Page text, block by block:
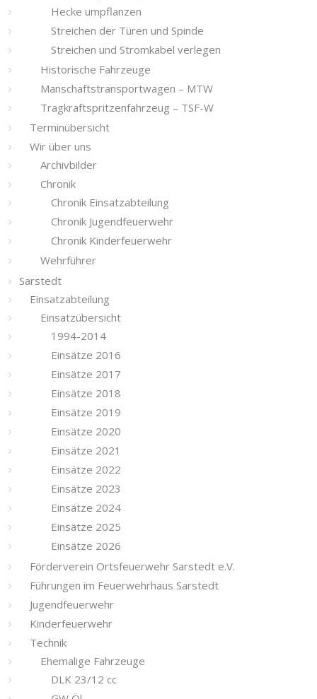
Hecke umpflanzen
Streichen der Türen und Spinde
Streichen und Stromkabel verlegen
Historische Fahrzeuge
Manschaftstransportwagen – MTW
Tragkraftspritzenfahrzeug – TSF-W
Terminübersicht
Wir über uns
Archivbilder
Chronik
Chronik Einsatzabteilung
Chronik Jugendfeuerwehr
Chronik Kinderfeuerwehr
Wehrführer
Sarstedt
Einsatzabteilung
Einsatzübersicht
1994-2014
Einsätze 2016
Einsätze 2017
Einsätze 2018
Einsätze 2019
Einsätze 2020
Einsätze 2021
Einsätze 2022
Einsätze 2023
Einsätze 2024
Einsätze 2025
Einsätze 2026
Förderverein Ortsfeuerwehr Sarstedt e.V.
Führungen im Feuerwehrhaus Sarstedt
Jugendfeuerwehr
Kinderfeuerwehr
Technik
Ehemalige Fahrzeuge
DLK 23/12 cc